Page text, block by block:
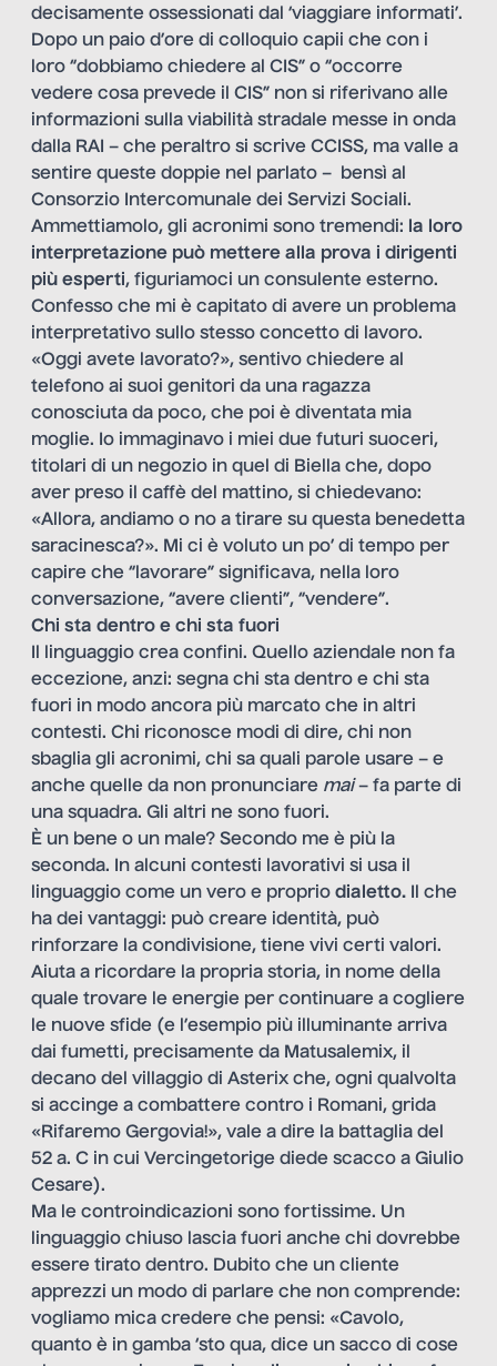
decisamente ossessionati dal ‘viaggiare informati’.
Dopo un paio d’ore di colloquio capii che con i
loro “dobbiamo chiedere al CIS” o “occorre
vedere cosa prevede il CIS” non si riferivano alle
informazioni sulla viabilità stradale messe in onda
dalla RAI – che peraltro si scrive CCISS, ma valle a
sentire queste doppie nel parlato – bensì al
Consorzio Intercomunale dei Servizi Sociali.
Ammettiamolo, gli acronimi sono tremendi: la loro
interpretazione può mettere alla prova i dirigenti
più esperti, figuriamoci un consulente esterno.
Confesso che mi è capitato di avere un problema
interpretativo sullo stesso concetto di lavoro.
«Oggi avete lavorato?», sentivo chiedere al
telefono ai suoi genitori da una ragazza
conosciuta da poco, che poi è diventata mia
moglie. Io immaginavo i miei due futuri suoceri,
titolari di un negozio in quel di Biella che, dopo
aver preso il caffè del mattino, si chiedevano:
«Allora, andiamo o no a tirare su questa benedetta
saracinesca?». Mi ci è voluto un po’ di tempo per
capire che “lavorare” significava, nella loro
conversazione, “avere clienti”, “vendere”.
Chi sta dentro e chi sta fuori
Il linguaggio crea confini. Quello aziendale non fa
eccezione, anzi: segna chi sta dentro e chi sta
fuori in modo ancora più marcato che in altri
contesti. Chi riconosce modi di dire, chi non
sbaglia gli acronimi, chi sa quali parole usare – e
anche quelle da non pronunciare mai– fa parte di
una squadra. Gli altri ne sono fuori.
È un bene o un male? Secondo me è più la
seconda. In alcuni contesti lavorativi si usa il
linguaggio come un vero e proprio dialetto. Il che
ha dei vantaggi: può creare identità, può
rinforzare la condivisione, tiene vivi certi valori.
Aiuta a ricordare la propria storia, in nome della
quale trovare le energie per continuare a cogliere
le nuove sfide (e l’esempio più illuminante arriva
dai fumetti, precisamente da Matusalemix, il
decano del villaggio di Asterix che, ogni qualvolta
si accinge a combattere contro i Romani, grida
«Rifaremo Gergovia!», vale a dire la battaglia del
52 a. C in cui Vercingetorige diede scacco a Giulio
Cesare).
Ma le controindicazioni sono fortissime. Un
linguaggio chiuso lascia fuori anche chi dovrebbe
essere tirato dentro. Dubito che un cliente
apprezzi un modo di parlare che non comprende:
vogliamo mica credere che pensi: «Cavolo,
quanto è in gamba ‘sto qua, dice un sacco di cose